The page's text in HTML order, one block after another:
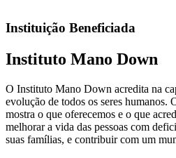
Instituição Beneficiada
Instituto Mano Down
O Instituto Mano Down acredita na
evolução de todos os seres humanos.
mostra o que oferecemos e o que
melhorar a vida das pessoas com
suas famílias, e contribuir com um